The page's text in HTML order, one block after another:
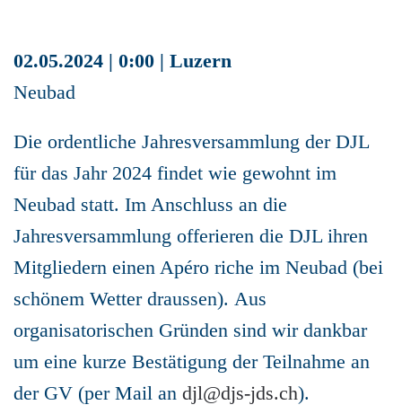
02.05.2024 | 0:00 | Luzern
Neubad
Die ordentliche Jahresversammlung der DJL
für das Jahr 2024 findet wie gewohnt im
Neubad statt. Im Anschluss an die
Jahresversammlung offerieren die DJL ihren
Mitgliedern einen Apéro riche im Neubad (bei
schönem Wetter draussen). Aus
organisatorischen Gründen sind wir dankbar
um eine kurze Bestätigung der Teilnahme an
der GV (per Mail an djl@djs-jds.ch).